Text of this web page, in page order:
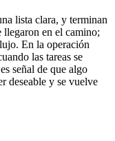
lista clara, y terminan
llegaron en el camino;
En la operación
las tareas se
señal de que algo
deseable y se vuelve